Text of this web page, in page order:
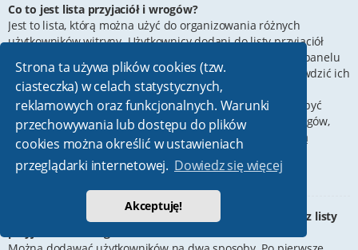
Strona ta używa plików cookies (tzw.
ciasteczka) w celach statystycznych,
reklamowych oraz funkcjonalnych. Warunki
przechowywania lub dostępu do plików
cookies można określić w ustawieniach
przeglądarki internetowej. Dowiedz się więcej
Akceptuję!
Co to jest lista przyjaciół i wrogów?
Jest to lista, którą można użyć do organizowania różnych
użytkowników witryny. Użytkownicy dodani do listy przyjaciół
znajdującej się w panelu
zarządzania kontem. Z tego poziomu można szybko sprawdzić ich
status, a także wysłać prywatną wiadomość. Zależnie od
używanego stylu witryny, posty tych użytkowników mogą być
wyróżniane. Jeśli użytkownik zostanie dodany do listy wrogów,
wszystkie posty przez niego napisane domyślnie nie będą
wyświetlane.
W jaki sposób można dodawać/usuwać użytkowników z listy